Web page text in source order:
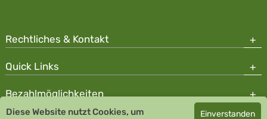
Rechtliches & Kontakt
Quick Links
Bezahlmöglichkeiten
Diese Website nutzt Cookies, um Einverstanden